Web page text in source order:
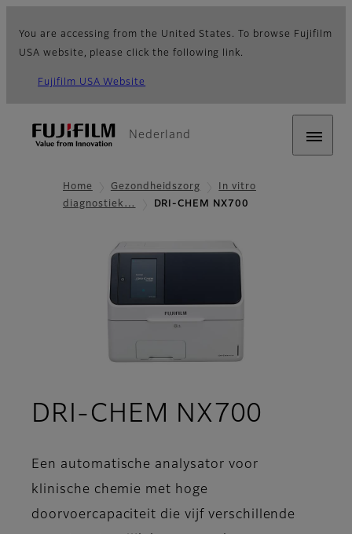
You are accessing from the United States. To browse Fujifilm
USA website, please click the following link.
Fujifilm USA Website
Nederland
Home Gezondheidszorg
In vitro
diagnostiek…
DRI-CHEM NX700
DRI-CHEM NX700
Een automatische analysator voor
klinische chemie met hoge
doorvoercapaciteit die vijf verschillende